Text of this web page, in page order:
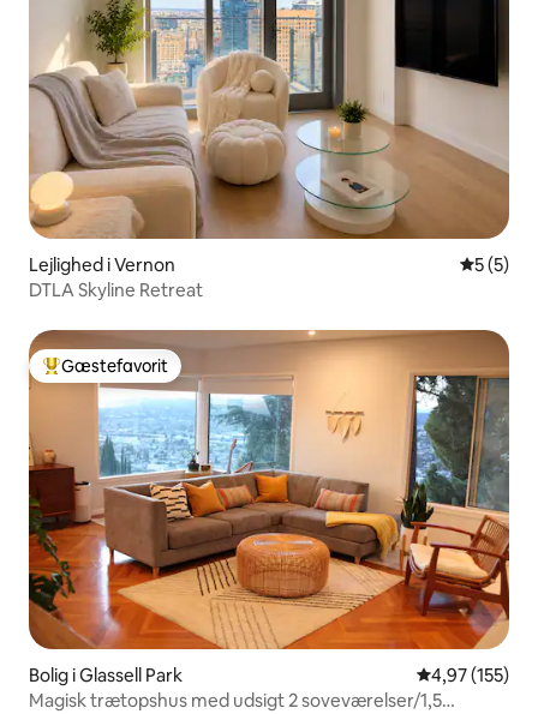
Lejlighed i Vernon 5 ud af 5
5 (5)
DTLA Skyline Retreat
Bedste gæstefavorit
Gæstefavorit
Bolig i Glassell Park 4,97 ud af 5 i
4,97 (155)
Magisk trætopshus med udsigt 2 soveværelser/1,5